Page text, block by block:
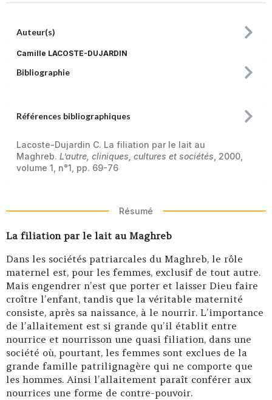
Auteur(s)
Camille LACOSTE-DUJARDIN
Bibliographie
Références bibliographiques
Lacoste-Dujardin C. La filiation par le lait au
Maghreb. L’autre, cliniques, cultures et sociétés , 2000,
volume 1, n°1, pp. 69-76
Résumé
La filiation par le lait au Maghreb
Dans les sociétés patriarcales du Maghreb, le rôle
maternel est, pour les femmes, exclusif de tout autre.
Mais engendrer n’est que porter et laisser Dieu faire
croître l’enfant, tandis que la véritable maternité
consiste, après sa naissance, à le nourrir. L’importance
de l’allaitement est si grande qu’il établit entre
nourrice et nourrisson une quasi filiation, dans une
société où, pourtant, les femmes sont exclues de la
grande famille patrilignagère qui ne comporte que
les hommes. Ainsi l’allaitement paraît conférer aux
nourrices une forme de contre-pouvoir.